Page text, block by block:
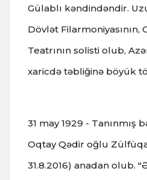
Gülablı kəndindəndir.
Dövlət Filarmoniyasının,
Teatrının solisti olub,
xaricdə təbliğinə böyük
31 may 1929 - Tanınmış
Oqtay Qədir oğlu
31.8.2016) anadan olub.